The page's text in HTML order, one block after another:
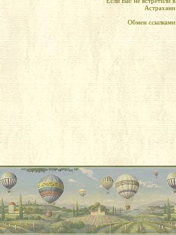
Астрахани
Обмен ссылками